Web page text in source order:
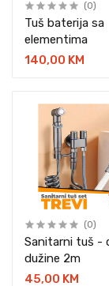
(0)
Tuš baterija sa
elementima
140,00 KM
(0)
Sanitarni tuš -
dužine 2m
45,00 KM